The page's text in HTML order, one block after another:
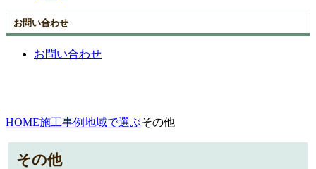
お問い合わせ
お問い合わせ
HOME施工事例地域で選ぶその他
その他